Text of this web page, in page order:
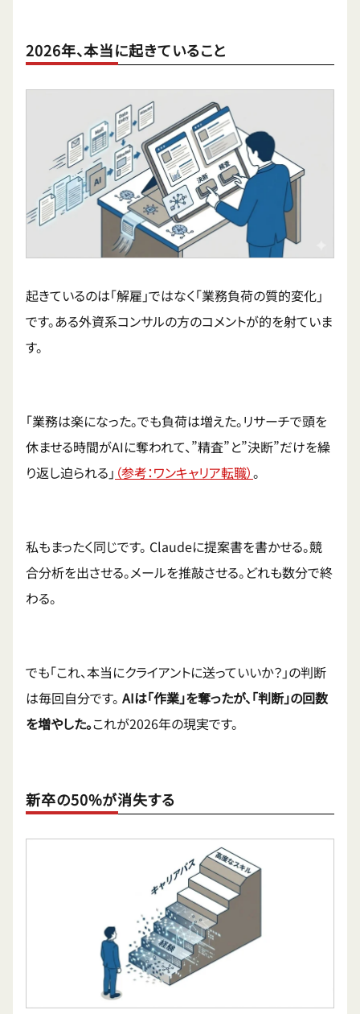
2026年、本当に起きていること
起きているのは「解雇」ではなく「業務負荷の質的変化」
です。ある外資系コンサルの方のコメントが的を射ていま
す。
「業務は楽になった。でも負荷は増えた。リサーチで頭を
休ませる時間がAIに奪われて、”精査”と”決断”だけを繰
り返し迫られる」 （参考：ワンキャリア転職）。
私もまったく同じです。 Claudeに提案書を書かせる。競
合分析を出させる。メールを推敲させる。どれも数分で終
わる。
でも「これ、本当にクライアントに送っていいか？」の判断
は毎回自分です。 AIは「作業」を奪ったが、「判断」の回数
を増やした。これが2026年の現実です。
新卒の50%が消失する